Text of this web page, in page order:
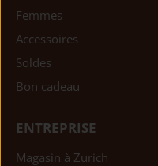
Femmes
Accessoires
Soldes
Bon cadeau
ENTREPRISE
Magasin à Zurich